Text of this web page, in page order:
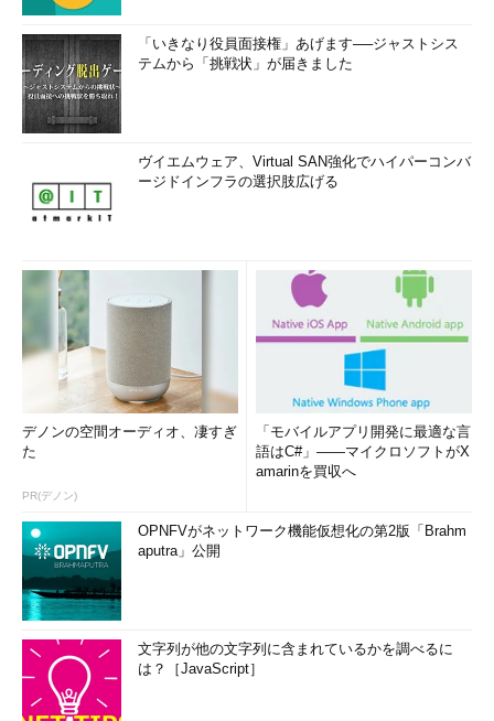
「いきなり役員面接権」あげます──ジャストシス
テムから「挑戦状」が届きました
ヴイエムウェア、Virtual SAN強化でハイパーコンバ
ージドインフラの選択肢広げる
デノンの空間オーディオ、凄すぎ
た
PR(デノン)
「モバイルアプリ開発に最適な言
語はC#」――マイクロソフトがX
amarinを買収へ
OPNFVがネットワーク機能仮想化の第2版「Brahm
aputra」公開
文字列が他の文字列に含まれているかを調べるに
は？［JavaScript］